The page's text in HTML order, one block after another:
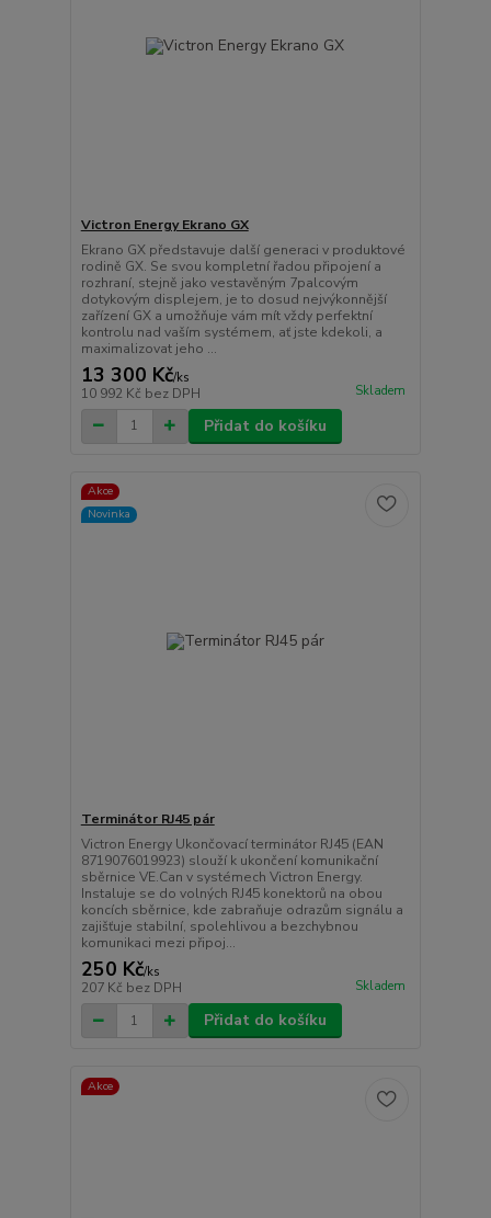
Victron Energy Ekrano GX
Ekrano GX představuje další generaci v produktové
rodině GX. Se svou kompletní řadou připojení a
rozhraní, stejně jako vestavěným 7palcovým
dotykovým displejem, je to dosud nejvýkonnější
zařízení GX a umožňuje vám mít vždy perfektní
kontrolu nad vaším systémem, ať jste kdekoli, a
maximalizovat jeho ...
13 300 Kč/ks
10 992 Kč bez DPH Skladem
Přidat do košíku
Akce
Novinka
Terminátor RJ45 pár
Victron Energy Ukončovací terminátor RJ45 (EAN
8719076019923) slouží k ukončení komunikační
sběrnice VE.Can v systémech Victron Energy.
Instaluje se do volných RJ45 konektorů na obou
koncích sběrnice, kde zabraňuje odrazům signálu a
zajišťuje stabilní, spolehlivou a bezchybnou
komunikaci mezi připoj...
250 Kč/ks
207 Kč bez DPH Skladem
Přidat do košíku
Akce